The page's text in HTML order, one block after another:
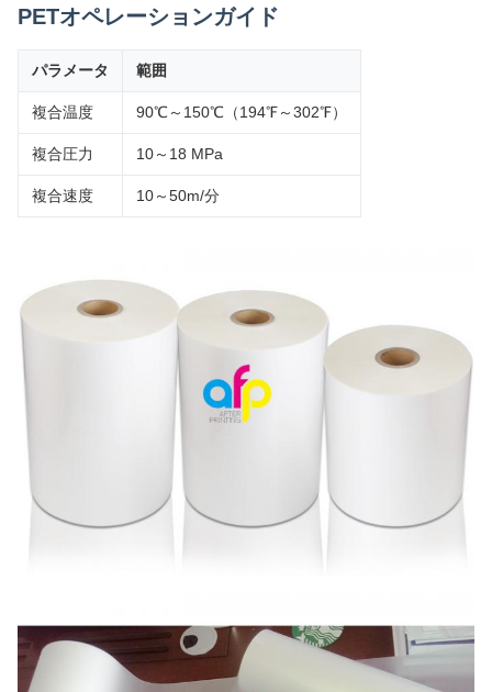
PETオペレーションガイド
パラメータ 範囲
複合温度 90℃～150℃（194℉～302℉）
複合圧力 10～18 MPa
複合速度 10～50m/分